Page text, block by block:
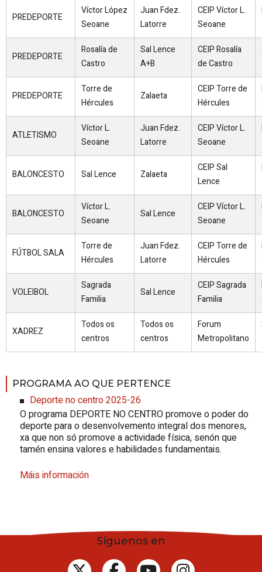
PREDEPORTE
Víctor López
Seoane
Juan Fdez.
Latorre
CEIP Víctor L.
Seoane
PREDEPORTE
Rosalía de
Castro
Sal Lence
A+B
CEIP Rosalía
de Castro
PREDEPORTE
Torre de
Hércules
Zalaeta
CEIP Torre de
Hércules
ATLETISMO
Víctor L.
Seoane
Juan Fdez.
Latorre
CEIP Víctor L.
Seoane
BALONCESTO Sal Lence Zalaeta
CEIP Sal
Lence
BALONCESTO
Víctor L.
Seoane
Sal Lence
CEIP Víctor L.
Seoane
FÚTBOL SALA
Torre de
Hércules
Juan Fdez.
Latorre
CEIP Torre de
Hércules
VOLEIBOL
Sagrada
Familia
Sal Lence
CEIP Sagrada
Familia
XADREZ
Todos os
centros
Todos os
centros
Forum
Metropolitano
PROGRAMA AO QUE PERTENCE
Deporte no centro 2025-26
O programa DEPORTE NO CENTRO promove o poder do
deporte para o desenvolvemento integral dos menores,
xa que non só promove a actividade física, senón que
tamén ensina valores e habilidades fundamentais.
Máis información
Síguenos en